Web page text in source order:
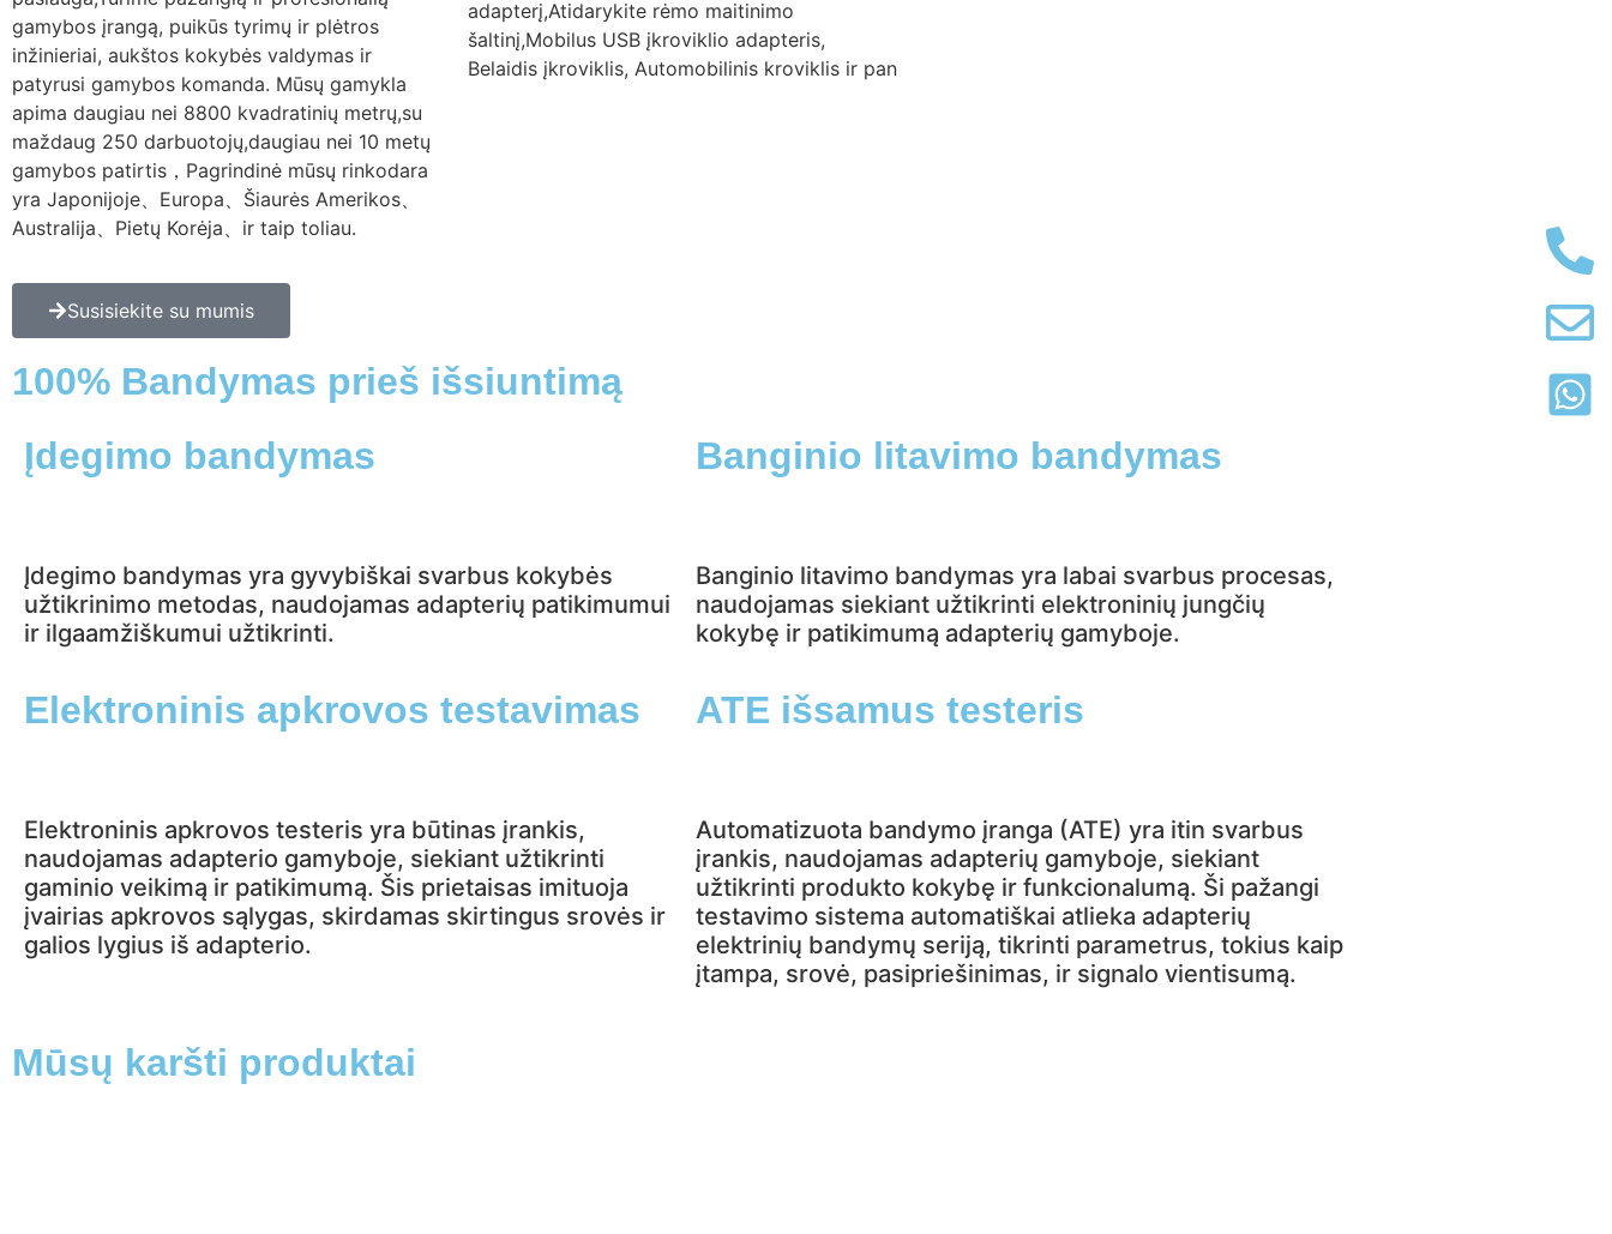
gamybos įrangą, puikūs tyrimų ir plėtros
inžinieriai, aukštos kokybės valdymas ir
patyrusi gamybos komanda. Mūsų gamykla
apima daugiau nei 8800 kvadratinių metrų,su
maždaug 250 darbuotojų,daugiau nei 10 metų
gamybos patirtis，Pagrindinė mūsų rinkodara
yra Japonijoje、Europa、Šiaurės Amerikos、
Australija、Pietų Korėja、ir taip toliau.
Susisiekite su mumis
adapterį,Atidarykite rėmo maitinimo
šaltinį,Mobilus USB įkroviklio adapteris,
Belaidis įkroviklis, Automobilinis kroviklis ir pan
100% Bandymas prieš išsiuntimą
Įdegimo bandymas
Įdegimo bandymas yra gyvybiškai svarbus kokybės
užtikrinimo metodas, naudojamas adapterių patikimumui
ir ilgaamžiškumui užtikrinti.
Banginio litavimo bandymas
Banginio litavimo bandymas yra labai svarbus procesas,
naudojamas siekiant užtikrinti elektroninių jungčių
kokybę ir patikimumą adapterių gamyboje.
Elektroninis apkrovos testavimas
Elektroninis apkrovos testeris yra būtinas įrankis,
naudojamas adapterio gamyboje, siekiant užtikrinti
gaminio veikimą ir patikimumą. Šis prietaisas imituoja
įvairias apkrovos sąlygas, skirdamas skirtingus srovės ir
galios lygius iš adapterio.
ATE išsamus testeris
Automatizuota bandymo įranga (ATE) yra itin svarbus
įrankis, naudojamas adapterių gamyboje, siekiant
užtikrinti produkto kokybę ir funkcionalumą. Ši pažangi
testavimo sistema automatiškai atlieka adapterių
elektrinių bandymų seriją, tikrinti parametrus, tokius kaip
įtampa, srovė, pasipriešinimas, ir signalo vientisumą.
Mūsų karšti produktai